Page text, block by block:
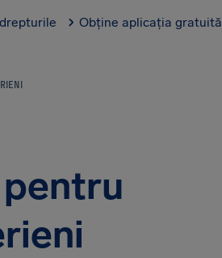
Obține aplicația gratuită